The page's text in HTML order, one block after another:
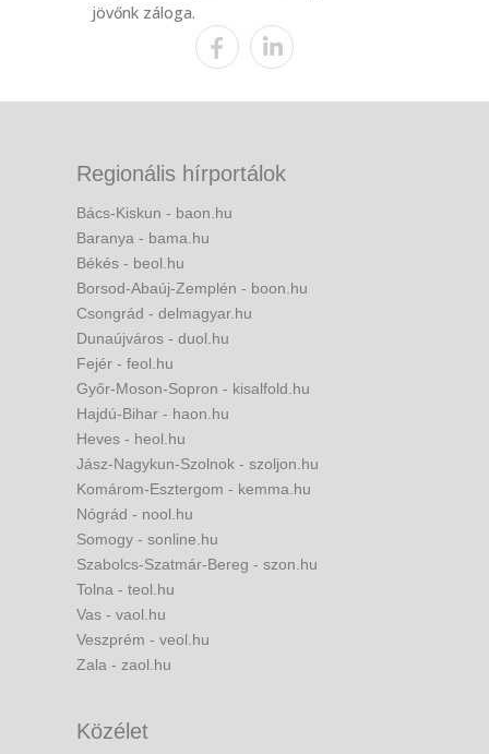
jövőnk záloga.
Regionális hírportálok
Bács-Kiskun - baon.hu
Baranya - bama.hu
Békés - beol.hu
Borsod-Abaúj-Zemplén - boon.hu
Csongrád - delmagyar.hu
Dunaújváros - duol.hu
Fejér - feol.hu
Győr-Moson-Sopron - kisalfold.hu
Hajdú-Bihar - haon.hu
Heves - heol.hu
Jász-Nagykun-Szolnok - szoljon.hu
Komárom-Esztergom - kemma.hu
Nógrád - nool.hu
Somogy - sonline.hu
Szabolcs-Szatmár-Bereg - szon.hu
Tolna - teol.hu
Vas - vaol.hu
Veszprém - veol.hu
Zala - zaol.hu
Közélet